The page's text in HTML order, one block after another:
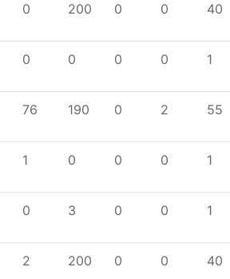
0 200 0 0 40
0 0 0 0 1
76 190 0 2 55
1 0 0 0 1
0 3 0 0 1
2 200 0 0 40